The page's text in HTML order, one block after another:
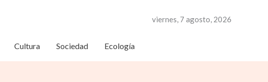
viernes, 7 agosto, 2026
Cultura Sociedad Ecología